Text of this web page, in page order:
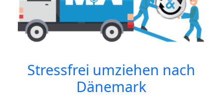
Stressfrei umziehen nach
Dänemark